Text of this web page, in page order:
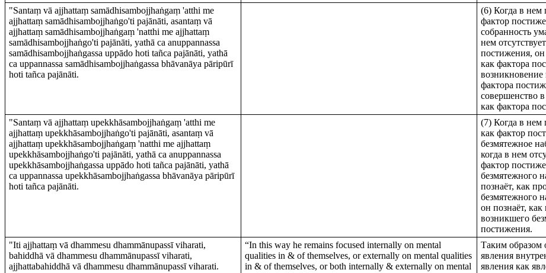
"Santaṃ vā ajjhattaṃ samādhisambojjhaṅgaṃ 'atthi me
ajjhattaṃ samādhisambojjhaṅgo'ti pajānāti, asantaṃ vā
ajjhattaṃ samādhisambojjhaṅgaṃ 'natthi me ajjhattaṃ
samādhisambojjhaṅgo'ti pajānāti, yathā ca anuppannassa
samādhisambojjhaṅgassa uppādo hoti tañca pajānāti, yathā
ca uppannassa samādhisambojjhaṅgassa bhāvanāya pāripūrī
hoti tañca pajānāti.
(6) Когда в нем
фактор
собранность
нем
постижения, он
как фактора
фактора
совершенство
как фактора
"Santaṃ vā ajjhattaṃ upekkhāsambojjhaṅgaṃ 'atthi me
ajjhattaṃ upekkhāsambojjhaṅgo'ti pajānāti, asantaṃ vā
ajjhattaṃ upekkhāsambojjhaṅgaṃ 'natthi me ajjhattaṃ
upekkhāsambojjhaṅgo'ti pajānāti, yathā ca anuppannassa
upekkhāsambojjhaṅgassa uppādo hoti tañca pajānāti, yathā
ca uppannassa upekkhāsambojjhaṅgassa bhāvanāya pāripūrī
hoti tañca pajānāti.
(7) Когда в нем
как фактор
безмятежное
когда в нем
фактор
безмятежного
познаёт, как
безмятежного
он познаёт,
возникшего
постижения.
"Iti ajjhattaṃ vā dhammesu dhammānupassī viharati,
bahiddhā vā dhammesu dhammānupassī viharati,
ajjhattabahiddhā vā dhammesu dhammānupassī viharati.
“In this way he remains focused internally on mental
qualities in & of themselves, or externally on mental qualities
in & of themselves, or both internally & externally on mental
Таким образом
явления
явления как